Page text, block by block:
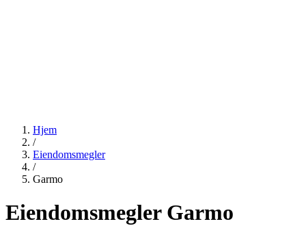
Hjem
/
Eiendomsmegler
/
Garmo
Eiendomsmegler Garmo